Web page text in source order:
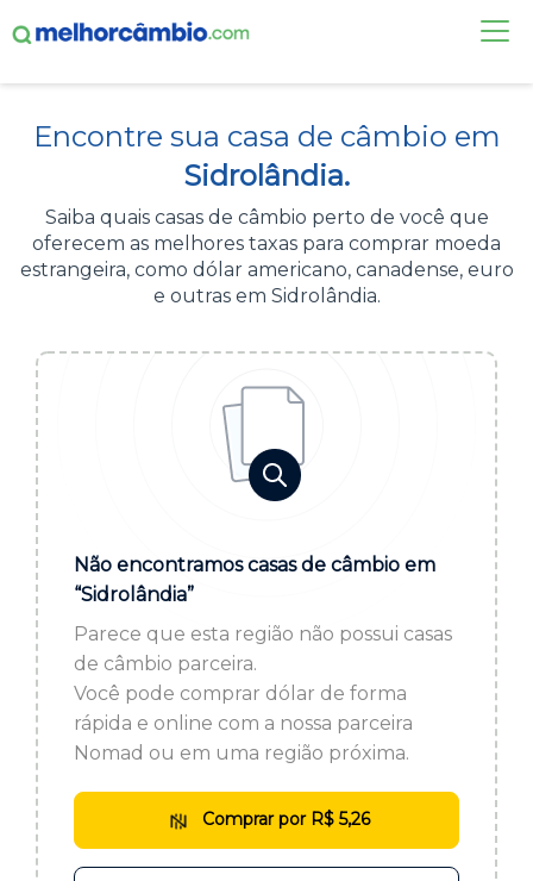
CASAS DE CÂMBIO
DÓLAR HOJE
ALERTA DE CÂMBIO
Acesse sua conta:
BROKER DE OFERTAS
ou cadastre-se se ainda não tem registro:
Encontre sua casa de câmbio em
Sidrolândia.
Saiba quais casas de câmbio perto de você que
oferecem as melhores taxas para comprar moeda
estrangeira, como dólar americano, canadense, euro
e outras em Sidrolândia.
Não encontramos casas de câmbio em
“Sidrolândia”
Parece que esta região não possui casas
de câmbio parceira.
Você pode comprar dólar de forma
rápida e online com a nossa parceira
Nomad ou em uma região próxima.
Comprar por R$ 5,26